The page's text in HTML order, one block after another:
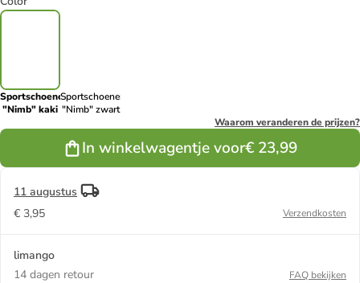
Sportschoenen
"Nimb" kaki
Sportschoenen
"Nimb" zwart
Waarom veranderen de prijzen?
In winkelwagentje voor€ 23,99
11 augustus
€ 3,95
Verzendkosten
limango
14 dagen retour
FAQ bekijken